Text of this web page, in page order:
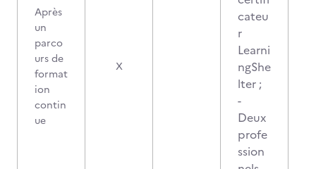
Après
un
parco
urs de
format
ion
contin
ue
X
cateu
r
Learni
ngShe
lter ;
-
Deux
profe
ssion